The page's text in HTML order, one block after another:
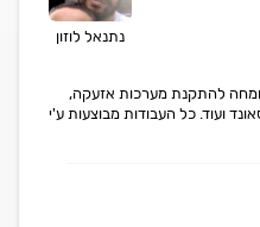
נתנאל לוזון
להתקנת מערכות אזעקה,
ועוד. כל העבודות מבוצעות ע'י